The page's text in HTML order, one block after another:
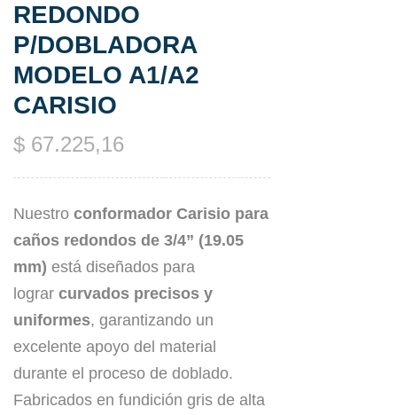
REDONDO
P/DOBLADORA
MODELO A1/A2
CARISIO
$ 67.225,16
Nuestro conformador Carisio para
caños redondos de 3/4” (19.05
mm) está diseñados para
lograr curvados precisos y
uniformes, garantizando un
excelente apoyo del material
durante el proceso de doblado.
Fabricados en fundición gris de alta